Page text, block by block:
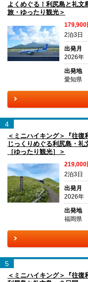
よくめぐる！利尻島と礼
旅・ゆったり観光＞
179,900
2泊3日
出発月
2026年
出発地
愛知県
4
＜ミニハイキング＞『往
じっくりめぐる利尻島・
［ゆったり観光］＞
219,000
2泊3日
出発月
2026年
出発地
福岡県
5
＜ミニハイキング＞『往